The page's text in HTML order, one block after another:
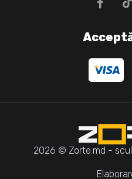
2026 © Zorte.md -